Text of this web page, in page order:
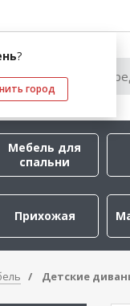
?
город
Мебель для
спальни
Прихожая
Детские